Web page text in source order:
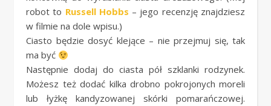
robot to Russell Hobbs – jego recenzję znajdziesz
w filmie na dole wpisu.)
Ciasto będzie dosyć klejące – nie przejmuj się, tak
ma być
Następnie dodaj do ciasta pół szklanki rodzynek.
Możesz też dodać kilka drobno pokrojonych moreli
lub łyżkę kandyzowanej skórki pomarańczowej.